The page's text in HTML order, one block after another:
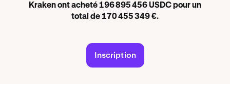
Kraken ont acheté 196 895 456 USDC pour un
total de 170 455 349 €.
Inscription